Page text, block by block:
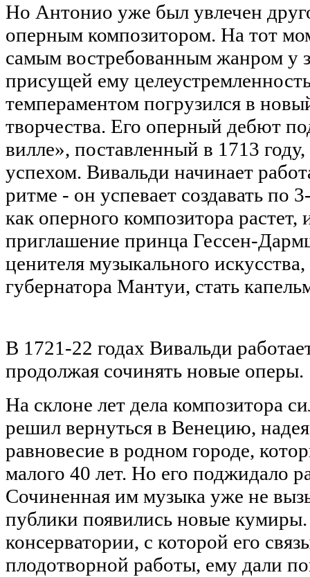
Но Антонио уже был увлечен
оперным композитором. На тот
самым востребованным жанром у
присущей ему
темпераментом погрузился в
творчества. Его оперный дебют
вилле», поставленный в 1713
успехом. Вивальди начинает
ритме - он успевает создавать по
как оперного композитора
приглашение принца Гессен-
ценителя музыкального
губернатора Мантуи, стать
В 1721-22 годах Вивальди
продолжая сочинять новые оперы.
На склоне лет дела композитора
решил вернуться в Венецию,
равновесие в родном городе,
малого 40 лет. Но его поджидало
Сочиненная им музыка уже не
публики появились новые
консерватории, с которой его
плодотворной работы, ему дали